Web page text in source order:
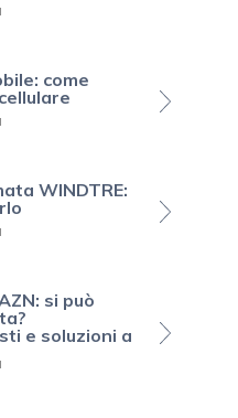
come
WINDTRE:
si può
e soluzioni a